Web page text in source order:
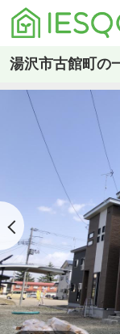
湯沢市古館町の